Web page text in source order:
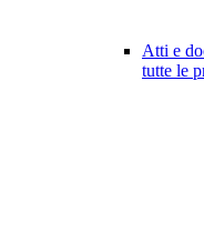
Atti e
tutte le